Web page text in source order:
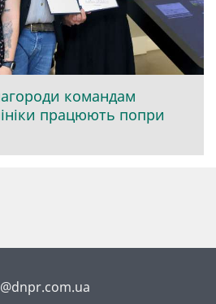
командам
працюють попри